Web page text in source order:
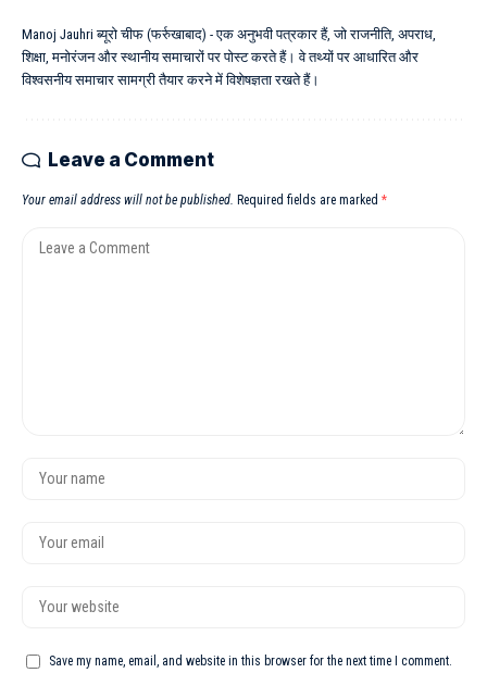
Manoj Jauhri ब्यूरो चीफ (फर्रुखाबाद) - एक अनुभवी पत्रकार हैं, जो राजनीति, अपराध,
शिक्षा, मनोरंजन और स्थानीय समाचारों पर पोस्ट करते हैं। वे तथ्यों पर आधारित और
विश्वसनीय समाचार सामग्री तैयार करने में विशेषज्ञता रखते हैं।
Leave a Comment
Your email address will not be published. Required fields are marked *
Save my name, email, and website in this browser for the next time I comment.